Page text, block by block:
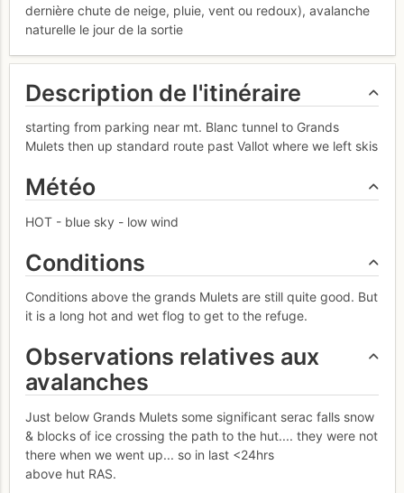
dernière chute de neige, pluie, vent ou redoux), avalanche
naturelle le jour de la sortie
Description de l'itinéraire
starting from parking near mt. Blanc tunnel to Grands
Mulets then up standard route past Vallot where we left skis
Météo
HOT - blue sky - low wind
Conditions
Conditions above the grands Mulets are still quite good. But
it is a long hot and wet flog to get to the refuge.
Observations relatives aux
avalanches
Just below Grands Mulets some significant serac falls snow
& blocks of ice crossing the path to the hut.... they were not
there when we went up... so in last <24hrs
above hut RAS.